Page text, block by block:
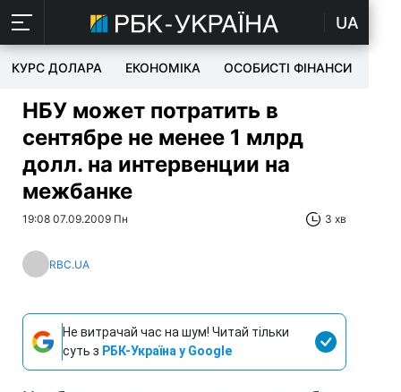
UA
КУРС ДОЛАРА ЕКОНОМІКА ОСОБИСТІ ФІНАНСИ
НБУ может потратить в
сентябре не менее 1 млрд
долл. на интервенции на
межбанке
19:08 07.09.2009 Пн 3 хв
RBC.UA
Не витрачай час на шум! Читай тільки
суть з РБК-Україна у Google